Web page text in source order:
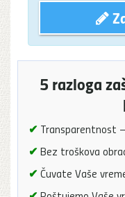
5 razloga
✔ Transparentnost
✔ Bez troškova
✔ Čuvate Vaše